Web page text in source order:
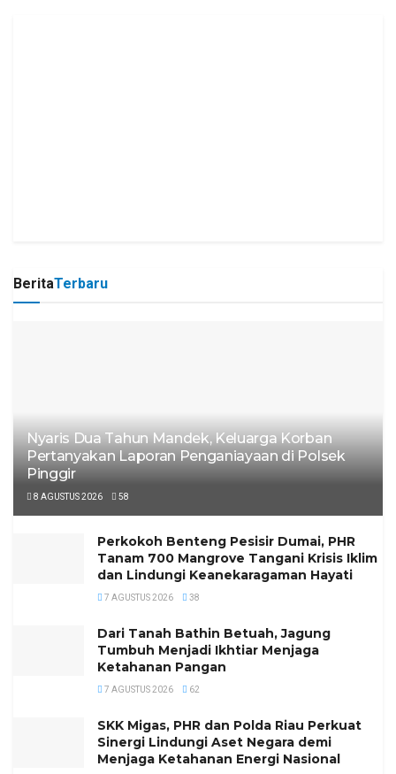
BeritaTerbaru
Nyaris Dua Tahun Mandek, Keluarga Korban
Pertanyakan Laporan Penganiayaan di Polsek
Pinggir
8 AGUSTUS 2026 58
Perkokoh Benteng Pesisir Dumai, PHR
Tanam 700 Mangrove Tangani Krisis Iklim
dan Lindungi Keanekaragaman Hayati
7 AGUSTUS 2026 38
Dari Tanah Bathin Betuah, Jagung
Tumbuh Menjadi Ikhtiar Menjaga
Ketahanan Pangan
7 AGUSTUS 2026 62
SKK Migas, PHR dan Polda Riau Perkuat
Sinergi Lindungi Aset Negara demi
Menjaga Ketahanan Energi Nasional